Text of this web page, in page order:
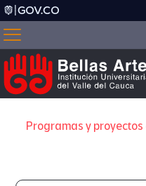
Programas y proyectos